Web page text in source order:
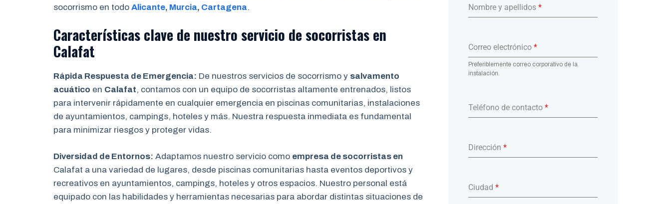
socorrismo en todo Alicante, Murcia, Cartagena.
Características clave de nuestro servicio de socorristas en
Calafat
Rápida Respuesta de Emergencia: De nuestros servicios de socorrismo y salvamento
acuático en Calafat, contamos con un equipo de socorristas altamente entrenados, listos
para intervenir rápidamente en cualquier emergencia en piscinas comunitarias, instalaciones
de ayuntamientos, campings, hoteles y más. Nuestra respuesta inmediata es fundamental
para minimizar riesgos y proteger vidas.
Diversidad de Entornos: Adaptamos nuestro servicio como empresa de socorristas en
Calafat a una variedad de lugares, desde piscinas comunitarias hasta eventos deportivos y
recreativos en ayuntamientos, campings, hoteles y otros espacios. Nuestro personal está
equipado con las habilidades y herramientas necesarias para abordar distintas situaciones de
Nombre y apellidos *
Correo electrónico *
Preferiblemente correo corporativo de la
instalación.
Teléfono de contacto *
Dirección *
Ciudad *